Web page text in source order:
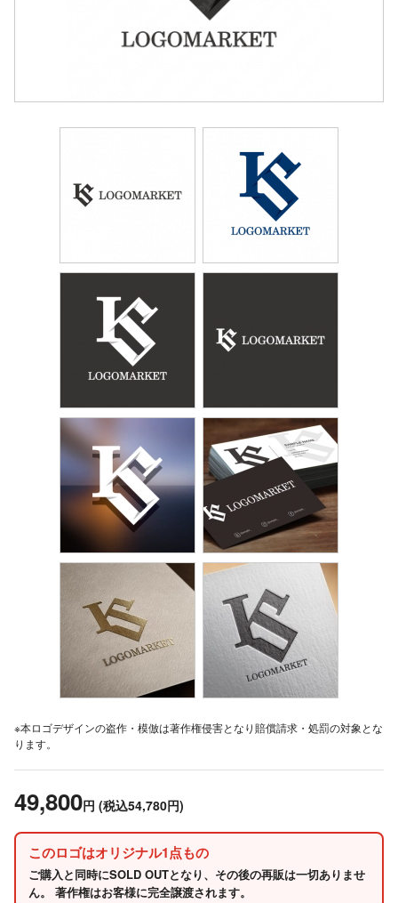
※本ロゴデザインの盗作・模倣は著作権侵害となり賠償請求・処罰の対象とな
ります。
49,800円 (税込54,780円)
このロゴはオリジナル1点もの
ご購入と同時にSOLD OUTとなり、その後の再販は一切ありませ
ん。 著作権はお客様に完全譲渡されます。